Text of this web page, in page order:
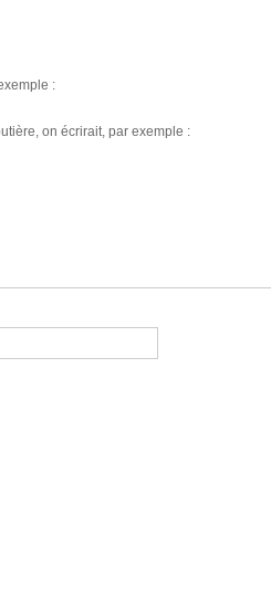
:
on écrirait, par exemple :